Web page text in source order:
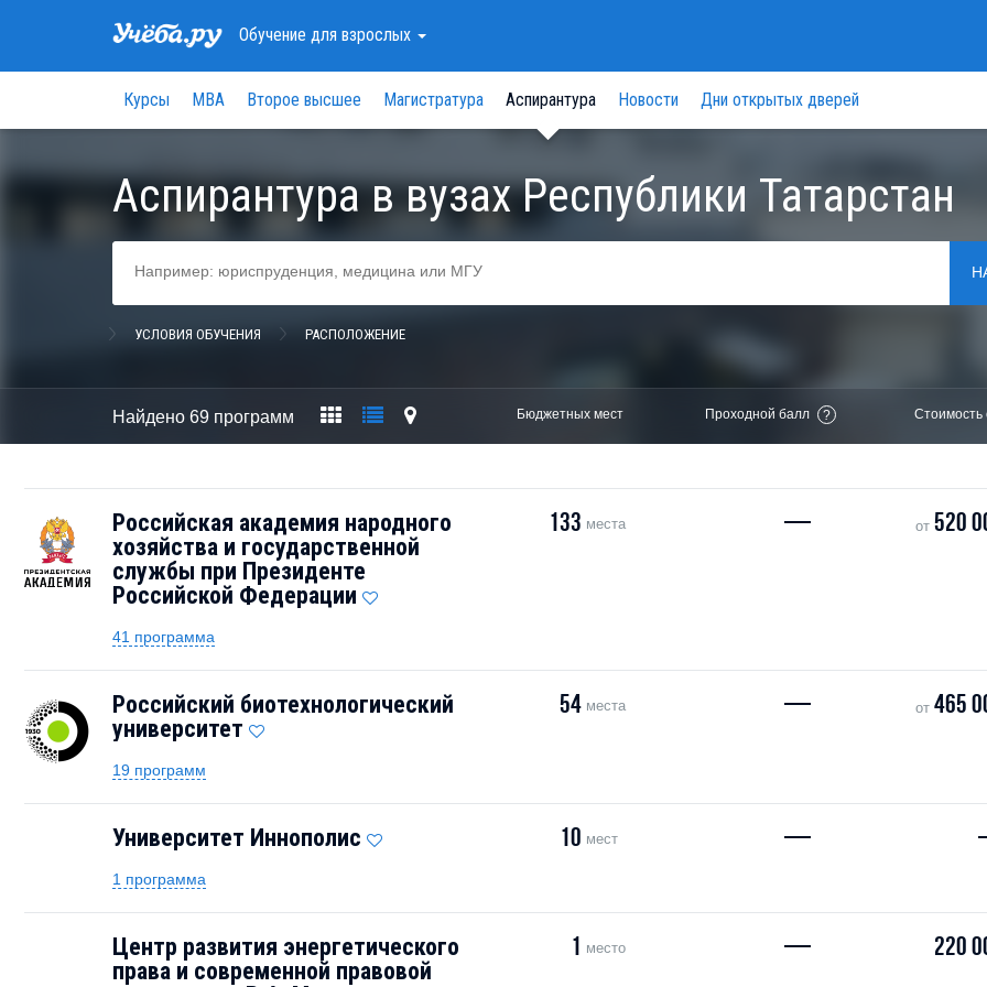
Обучениедля взрослых
Курсы МВА Второе высшее Магистратура Аспирантура Новости Дни открытых дверей
Аспирантура в вузах Республики Татарстан
УСЛОВИЯ ОБУЧЕНИЯ РАСПОЛОЖЕНИЕ
Найдено 69 программ Бюджетных мест Проходной балл ? Стоимость
Российская академия народного
хозяйства и государственной
службы при Президенте
Российской Федерации
133 места — от 520
41 программа
Российский биотехнологический
университет
54места — от 465
19 программ
Университет Иннополис 10 мест —
1 программа
Центр развития энергетического
права и современной правовой
1 место — 220